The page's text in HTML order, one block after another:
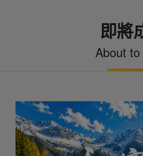
即將
About